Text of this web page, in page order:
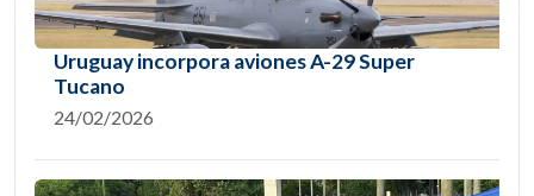
Uruguay incorpora aviones A-29 Super
Tucano
24/02/2026